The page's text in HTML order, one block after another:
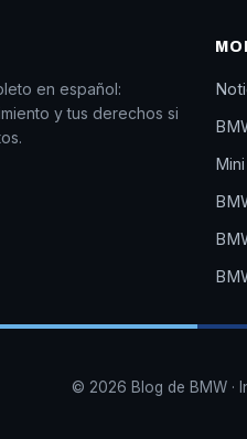
en español:
y tus derechos si
Mini
© 2026 Blog de BMW ·